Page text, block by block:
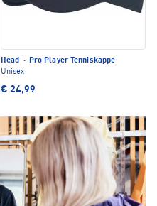
Head ·
Pro Player Tenniskappe
Unisex
€ 24,99